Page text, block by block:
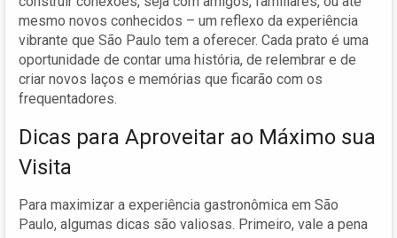
mesmo novos conhecidos – um reflexo da experiência
vibrante que São Paulo tem a oferecer. Cada prato é uma
oportunidade de contar uma história, de relembrar e de
criar novos laços e memórias que ficarão com os
frequentadores.
Dicas para Aproveitar ao Máximo sua
Visita
Para maximizar a experiência gastronômica em São
Paulo, algumas dicas são valiosas. Primeiro, vale a pena